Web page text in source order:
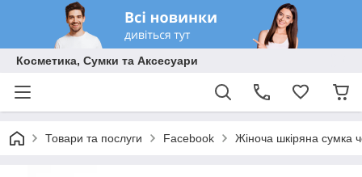
Косметика, Сумки та Аксесуари
Товари та послуги Facebook Жіноча шкіряна сумка